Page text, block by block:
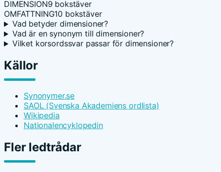
DIMENSION9 bokstäver
OMFATTNING10 bokstäver
Vad betyder dimensioner?
Vad är en synonym till dimensioner?
Vilket korsordssvar passar för dimensioner?
Källor
Synonymer.se
SAOL (Svenska Akademiens ordlista)
Wikipedia
Nationalencyklopedin
Fler ledtrådar